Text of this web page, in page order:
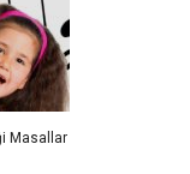
Masallar